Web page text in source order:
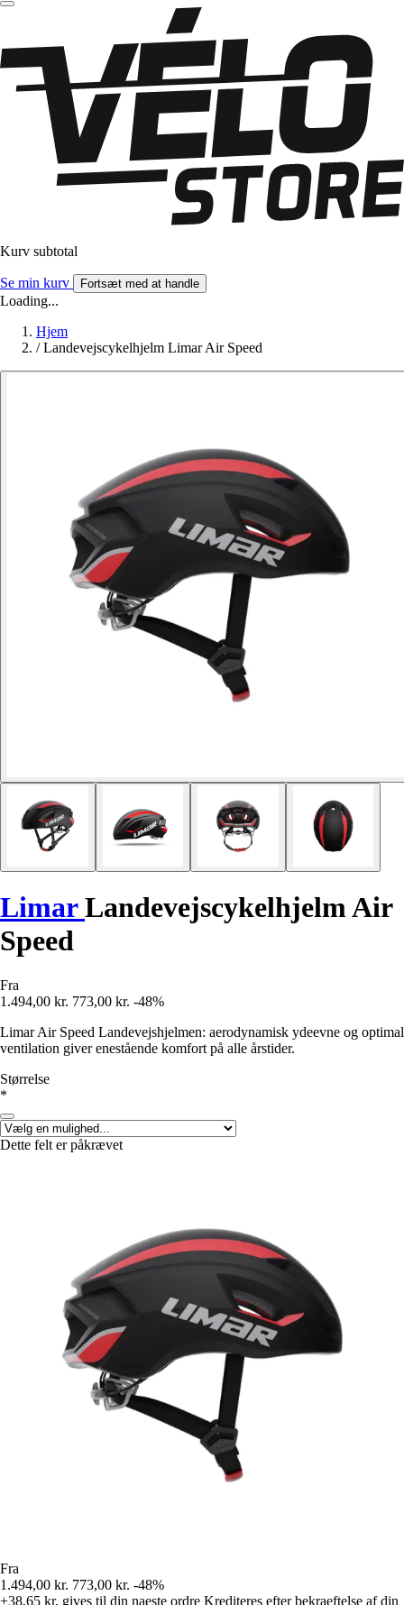
Kurv subtotal
Se min kurv Fortsæt med at handle
Loading...
Hjem
/ Landevejscykelhjelm Limar Air Speed
LimarLandevejscykelhjelm Air
Speed
Fra
1.494,00 kr. 773,00 kr. -48%
Limar Air Speed Landevejshjelmen: aerodynamisk ydeevne og optimal
ventilation giver enestående komfort på alle årstider.
Størrelse
*
Dette felt er påkrævet
Fra
1.494,00 kr. 773,00 kr. -48%
+38,65 kr. gives til din naeste ordre Krediteres efter bekraeftelse af din